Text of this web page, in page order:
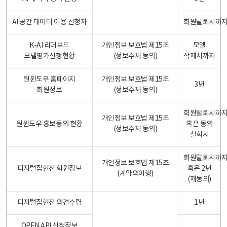
AI 공간 데이터 이용 신청자 회원탈퇴시까
K-AI 리더보드
모델평가신청현황
개인정보 보호법 제15조
(정보주체 동의)
모델
삭제시까지
원윈도우 홈페이지
회원정보
개인정보 보호법 제15조
(정보주체 동의)
3년
원윈도우 홍보동의 현황
개인정보 보호법 제15조
(정보주체 동의)
회원탈퇴시까
혹은 동의
철회시
디지털집현전 회원정보
개인정보 보호법 제15조
(계약의이행)
회원탈퇴시까
혹은 2년
(재동의)
디지털집현전 의견수렴 1년